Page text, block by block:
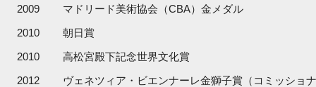
2009
マドリード美術協会（CBA）金メダル
2010
朝日賞
2010
高松宮殿下記念世界文化賞
2012
ヴェネツィア・ビエンナーレ金獅子賞（コミッショ